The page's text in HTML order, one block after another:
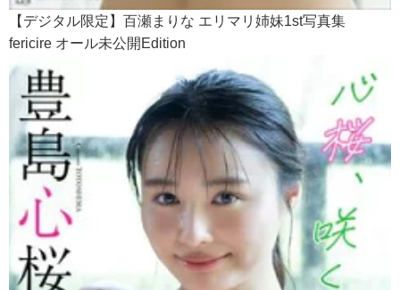
【デジタル限定】百瀬まりな エリマリ姉妹1st写真集
fericire オール未公開Edition